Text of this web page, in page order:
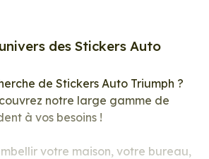
des Stickers Auto
de Stickers Auto Triumph ?
notre large gamme de
à vos besoins !
votre maison, votre bureau,